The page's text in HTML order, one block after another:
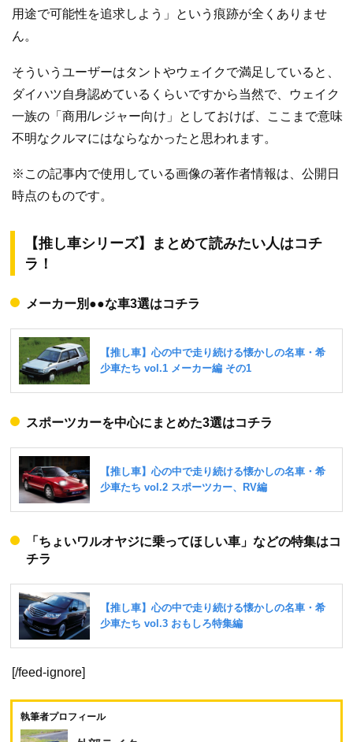
用途で可能性を追求しよう」という痕跡が全くありませ
ん。
そういうユーザーはタントやウェイクで満足していると、
ダイハツ自身認めているくらいですから当然で、ウェイク
一族の「商用/レジャー向け」としておけば、ここまで意味
不明なクルマにはならなかったと思われます。
※この記事内で使用している画像の著作者情報は、公開日
時点のものです。
【推し車シリーズ】まとめて読みたい人はコチ
ラ！
メーカー別●●な車3選はコチラ
スポーツカーを中心にまとめた3選はコチラ
「ちょいワルオヤジに乗ってほしい車」などの特集はコ
チラ
[/feed-ignore]
執筆者プロフィール